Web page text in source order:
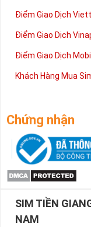
Điểm Giao Dịch
Điểm Giao Dịch
Điểm Giao Dịch
Khách Hàng Mua
Chứng nhận
SIM TIỀN
NAM